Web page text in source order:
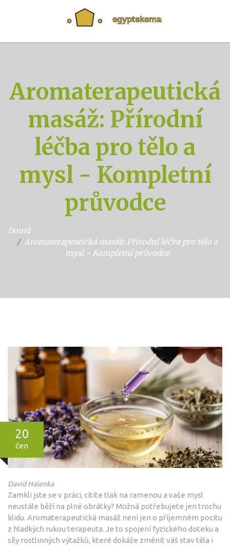
Aromaterapeutická
masáž: Přírodní
léčba pro tělo a
mysl - Kompletní
průvodce
Domů
Aromaterapeutická masáž: Přírodní léčba pro tělo a
mysl - Kompletní průvodce
20
čen
David Halenka
Zamkli jste se v práci, cítíte tlak na ramenou a vaše mysl
neustále běží na plné obrátky? Možná potřebujete jen trochu
klidu. Aromaterapeutická masáž není jen o příjemném pocitu
z hladkých rukou terapeuta. Je to spojení fyzického doteku a
síly rostlinných výtažků, které dokáže změnit váš stav těla i